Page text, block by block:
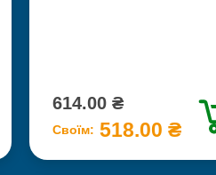
614.00 ₴
Своїм: 518.00 ₴